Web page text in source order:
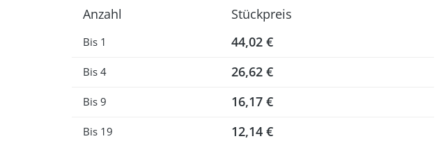
Anzahl Stückpreis
Bis 1 44,02 €
Bis4 26,62 €
Bis9 16,17 €
Bis 19 12,14 €